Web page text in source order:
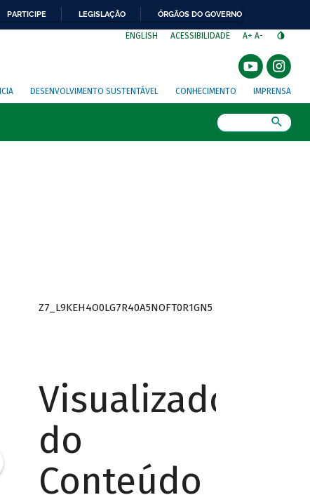
PARTICIPE LEGISLAÇÃO ÓRGÃOS DO GOVERNO
ENGLISH ACESSIBILIDADE A+ A-
DESENVOLVIMENTO SUSTENTÁVEL CONHECIMENTO IMPRENSA
Z7_L9KEH4O0LG7R40A5NOFT0R1GN5
Visualizador
do
Conteúdo